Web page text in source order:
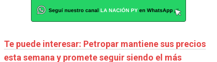
Te puede interesar: Petropar mantiene sus precios
esta semana y promete seguir siendo el más